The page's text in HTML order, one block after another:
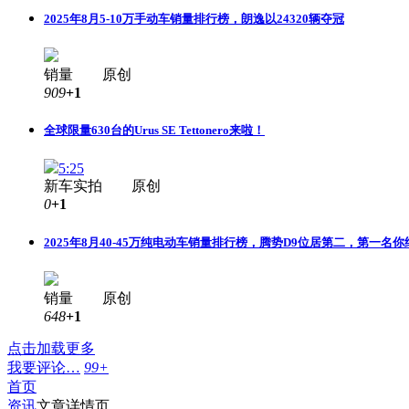
2025年8月5-10万手动车销量排行榜，朗逸以24320辆夺冠
销量 原创
909+1
全球限量630台的Urus SE Tettonero来啦！
5:25
新车实拍 原创
0+1
2025年8月40-45万纯电动车销量排行榜，腾势D9位居第二，第一名你
销量 原创
648+1
点击加载更多
我要评论… 99+
首页
资讯文章详情页